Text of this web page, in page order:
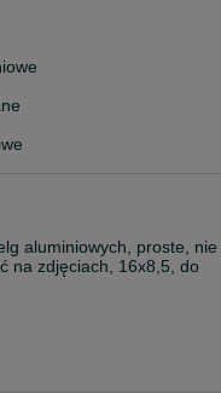
aluminiowych, proste, nie
na zdjęciach, 16x8,5, do